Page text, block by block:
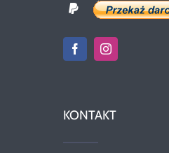
KONTAKT